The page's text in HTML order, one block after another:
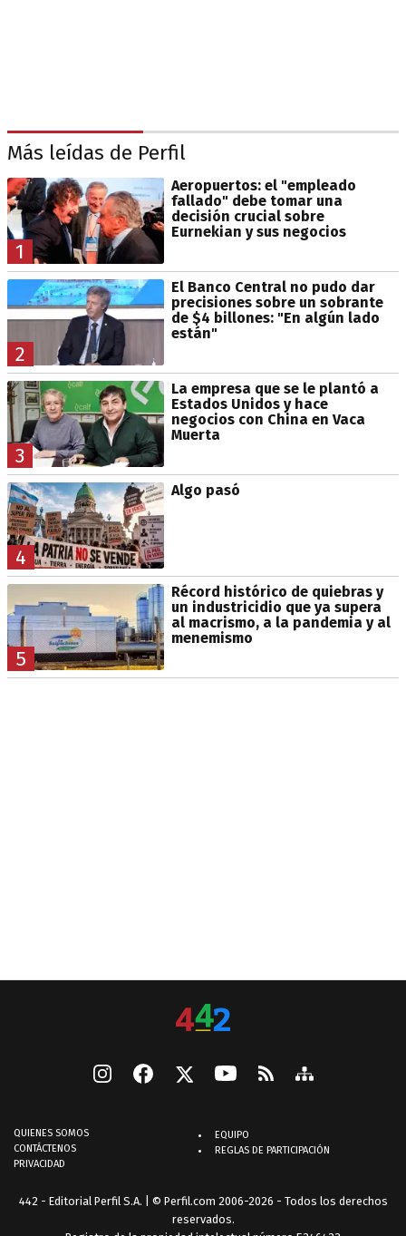
Más leídas de Perfil
1
Aeropuertos: el "empleado
fallado" debe tomar una
decisión crucial sobre
Eurnekian y sus negocios
2
El Banco Central no pudo dar
precisiones sobre un sobrante
de $4 billones: "En algún lado
están"
3
La empresa que se le plantó a
Estados Unidos y hace
negocios con China en Vaca
Muerta
4
Algo pasó
5
Récord histórico de quiebras y
un industricidio que ya supera
al macrismo, a la pandemia y al
menemismo
QUIENES SOMOS
CONTÁCTENOS
PRIVACIDAD
EQUIPO
REGLAS DE PARTICIPACIÓN
442 - Editorial Perfil S.A. | © Perfil.com 2006-2026 - Todos los derechos
reservados.